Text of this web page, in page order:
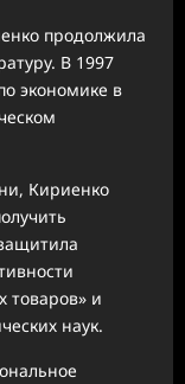
продолжила
В 1997
экономике в
Кириенко
товаров» и
наук.